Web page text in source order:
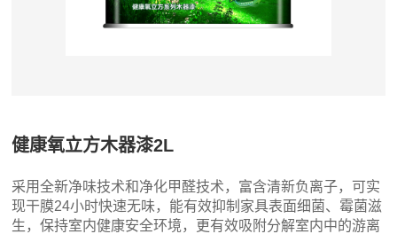
健康氧立方木器漆2L
​采用全新净味技术和净化甲醛技术，富含清新负离子，可实
现干膜24小时快速无味，能有效抑制家具表面细菌、霉菌滋
生，保持室内健康安全环境，更有效吸附分解室内中的游离